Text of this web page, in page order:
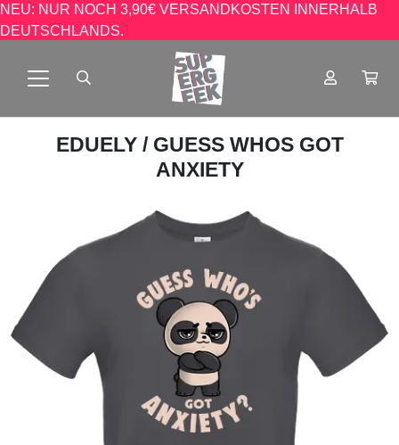
NEU: NUR NOCH 3,90€ VERSANDKOSTEN INNERHALB
DEUTSCHLANDS.
EDUELY / GUESS WHOS GOT
ANXIETY